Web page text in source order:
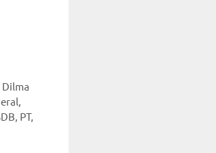
Dilma
,
, PT,